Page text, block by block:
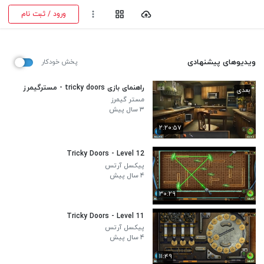
ورود / ثبت نام
ویدیوهای پیشنهادی پخش خودکار
۲:۲۰:۵۷
بعدی راهنمای بازی tricky doors - مسترگیمرز
مستر گیمرز
۳ سال پیش
۳۰:۲۹
Tricky Doors - Level 12
پیکسل آرتس
۴ سال پیش
۱۱:۴۹
Tricky Doors - Level 11
پیکسل آرتس
۴ سال پیش